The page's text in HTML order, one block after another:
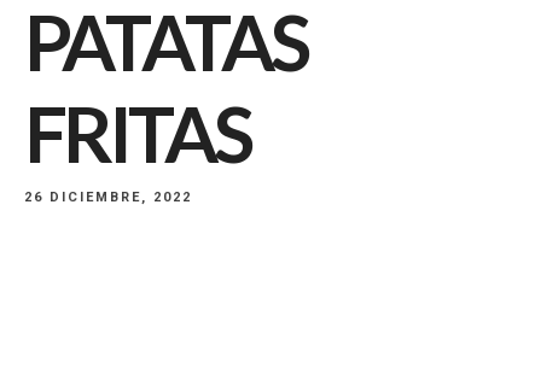
PATATAS
FRITAS
26 DICIEMBRE, 2022